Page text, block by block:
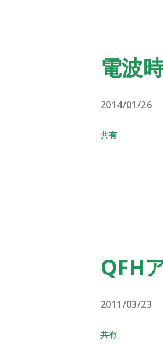
電波
2014/01/26
共有
QFH
2011/03/23
共有